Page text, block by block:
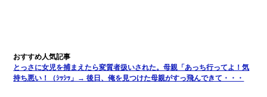
とっさに女児を捕まえたら変質者扱いされた。母親「あっち行ってよ！気
持ち悪い！（ｼｯｼｯ」→ 後日、俺を見つけた母親がすっ飛んできて・・・